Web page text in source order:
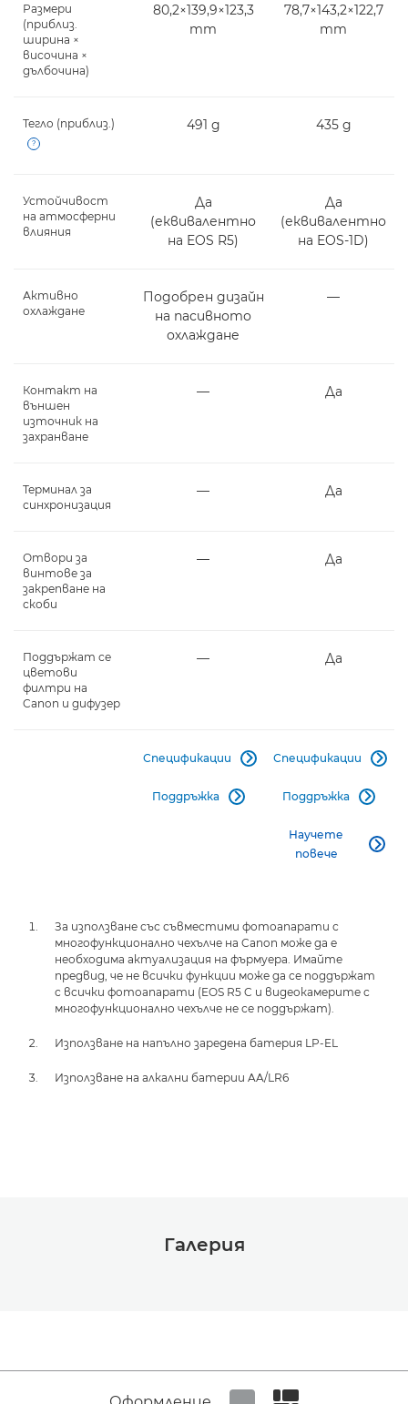
Размери
(приблиз.
ширина ×
височина ×
дълбочина)
80,2×139,9×123,3
mm
78,7×143,2×122,7
mm
Тегло (приблиз.) 491 g 435 g
Устойчивост
на атмосферни
влияния
Да
(еквивалентно
на EOS R5)
Да
(еквивалентно
на EOS-1D)
Активно
охлаждане
Подобрен дизайн
на пасивното
охлаждане
―
Контакт на
външен
източник на
захранване
― Да
Терминал за
синхронизация
― Да
Отвори за
винтове за
закрепване на
скоби
― Да
Поддържат се
цветови
филтри на
Canon и дифузер
― Да
Спецификации 
Поддръжка 
Спецификации 
Поддръжка 
Научете
повече

За използване със съвместими фотоапарати с
многофункционално чехълче на Canon може да е
необходима актуализация на фърмуера. Имайте
предвид, че не всички функции може да се поддържат
с всички фотоапарати (EOS R5 C и видеокамерите с
многофункционално чехълче не се поддържат).
Използване на напълно заредена батерия LP-EL
Използване на алкални батерии AA/LR6
Галерия